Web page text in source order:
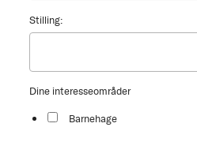
Stilling:
Dine interesseområder
Barnehage